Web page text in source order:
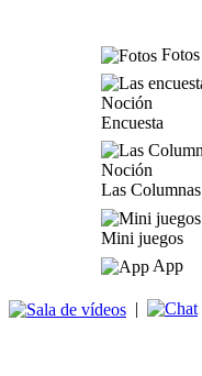
Fotos
Encuesta
Las Columnas
Mini juegos
App
|